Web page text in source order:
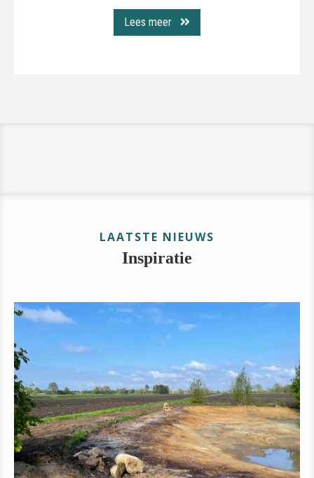
Lees meer
LAATSTE NIEUWS
Inspiratie